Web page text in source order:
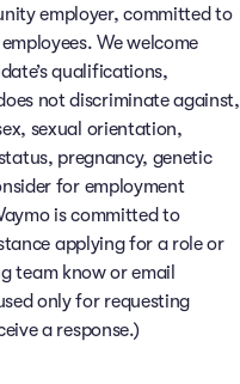
employer, committed to
We welcome
qualifications,
not discriminate against,
sexual orientation,
pregnancy, genetic
for employment
is committed to
applying for a role or
team know or email
only for requesting
a response.)